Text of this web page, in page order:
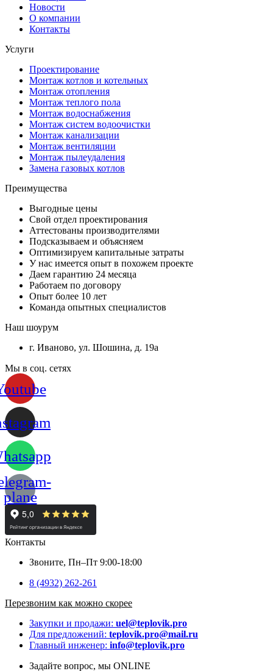
Новости
О компании
Контакты
Услуги
Проектирование
Монтаж котлов и котельных
Монтаж отопления
Монтаж теплого пола
Монтаж водоснабжения
Монтаж систем водоочистки
Монтаж канализации
Монтаж вентиляции
Монтаж пылеудаления
Замена газовых котлов
Преимущества
Выгодные цены
Свой отдел проектирования
Аттестованы производителями
Подсказываем и объясняем
Оптимизируем капитальные затраты
У нас имеется опыт в похожем проекте
Даем гарантию 24 месяца
Работаем по договору
Опыт более 10 лет
Команда опытных специалистов
Наш шоурум
г. Иваново, ул. Шошина, д. 19а
Мы в соц. сетях
plane
Контакты
Звоните, Пн–Пт 9:00-18:00
8 (4932) 262-261
Перезвоним как можно скорее
Закупки и продажи: uel@teplovik.pro
Для предложений: teplovik.pro@mail.ru
Главный инженер: info@teplovik.pro
Задайте вопрос, мы ONLINE